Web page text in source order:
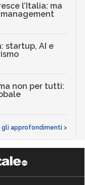
l’Italia: ma
startup, AI e
non per tutti:
approfondimenti >